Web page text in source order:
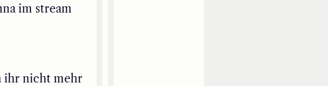
im stream
ihr nicht mehr